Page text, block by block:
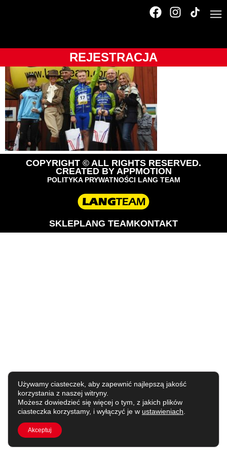
REJESTRACJA
COPYRIGHT © ALL RIGHTS RESERVED.
CREATED BY APPMOTION
POLITYKA PRYWATNOŚCI LANG TEAM
SKLEPLANG TEAMKONTAKT
Używamy ciasteczek, aby zapewnić najlepszą jakość
korzystania z naszej witryny.
Możesz dowiedzieć się więcej o tym, z jakich plików
ciasteczka korzystamy, i wyłączyć je w ustawieniach
Akceptuj